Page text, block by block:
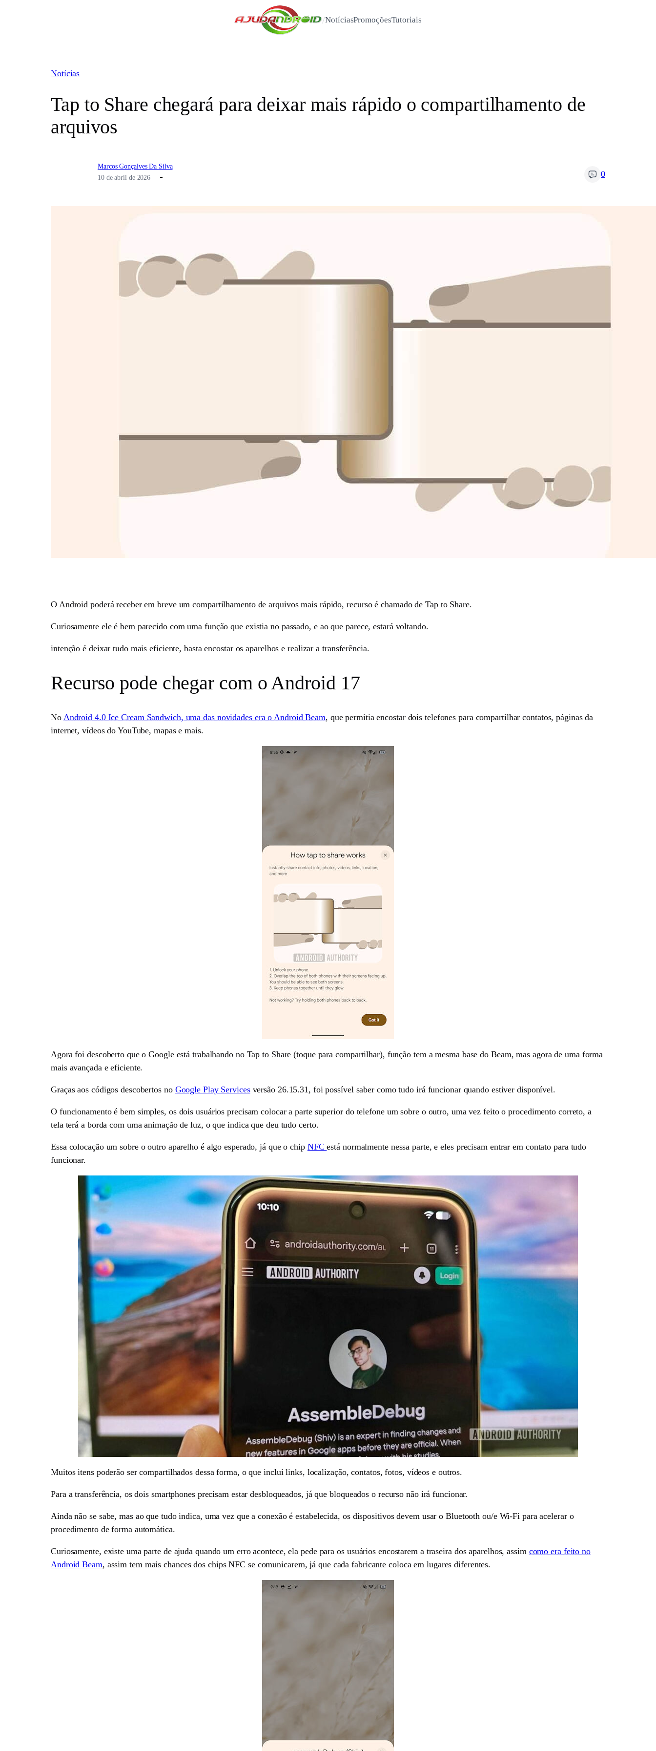
/NotíciasPromoçõesTutoriais
Notícias
Tap to Share chegará para deixar mais rápido o compartilhamento de
arquivos
Marcos Gonçalves Da Silva
10 de abril de 2026
0
O Android poderá receber em breve um compartilhamento de arquivos mais rápido, recurso é chamado de Tap to Share.
Curiosamente ele é bem parecido com uma função que existia no passado, e ao que parece, estará voltando.
intenção é deixar tudo mais eficiente, basta encostar os aparelhos e realizar a transferência.
Recurso pode chegar com o Android 17
No Android 4.0 Ice Cream Sandwich, uma das novidades era o Android Beam, que permitia encostar dois telefones para compartilhar contatos, páginas da
internet, vídeos do YouTube, mapas e mais.
Agora foi descoberto que o Google está trabalhando no Tap to Share (toque para compartilhar), função tem a mesma base do Beam, mas agora de uma forma
mais avançada e eficiente.
Graças aos códigos descobertos no Google Play Servicesversão 26.15.31, foi possível saber como tudo irá funcionar quando estiver disponível.
O funcionamento é bem simples, os dois usuários precisam colocar a parte superior do telefone um sobre o outro, uma vez feito o procedimento correto, a
tela terá a borda com uma animação de luz, o que indica que deu tudo certo.
Essa colocação um sobre o outro aparelho é algo esperado, já que o chip NFCestá normalmente nessa parte, e eles precisam entrar em contato para tudo
funcionar.
Muitos itens poderão ser compartilhados dessa forma, o que inclui links, localização, contatos, fotos, vídeos e outros.
Para a transferência, os dois smartphones precisam estar desbloqueados, já que bloqueados o recurso não irá funcionar.
Ainda não se sabe, mas ao que tudo indica, uma vez que a conexão é estabelecida, os dispositivos devem usar o Bluetooth ou/e Wi-Fi para acelerar o
procedimento de forma automática.
Curiosamente, existe uma parte de ajuda quando um erro acontece, ela pede para os usuários encostarem a traseira dos aparelhos, assim como era feito no
Android Beam, assim tem mais chances dos chips NFC se comunicarem, já que cada fabricante coloca em lugares diferentes.